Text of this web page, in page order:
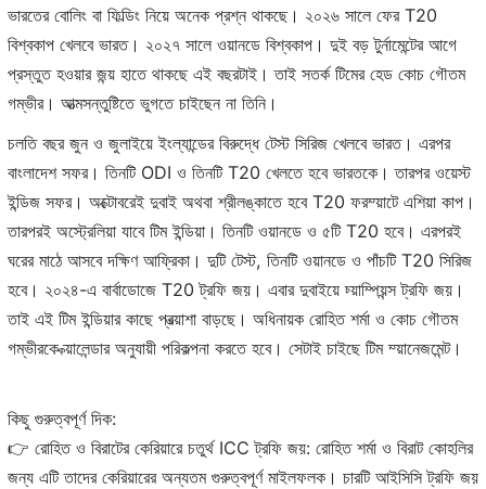
ভারতের বোলিং বা ফিল্ডিং নিয়ে অনেক প্রশ্ন থাকছে। ২০২৬ সালে ফের T20
বিশ্বকাপ খেলবে ভারত। ২০২৭ সালে ওয়ানডে বিশ্বকাপ। দুই বড় টুর্নামেন্টের আগে
প্রস্তুত হওয়ার জন্য় হাতে থাকছে এই বছরটাই। তাই সতর্ক টিমের হেড কোচ গৌতম
গম্ভীর। আত্মসন্তুষ্টিতে ভুগতে চাইছেন না তিনি।
চলতি বছর জুন ও জুলাইয়ে ইংল্যান্ডের বিরুদ্ধে টেস্ট সিরিজ খেলবে ভারত। এরপর
বাংলাদেশ সফর। তিনটি ODI ও তিনটি T20 খেলতে হবে ভারতকে। তারপর ওয়েস্ট
ইন্ডিজ সফর। অক্টোবরেই দুবাই অথবা শ্রীলঙ্কাতে হবে T20 ফরম্য়াটে এশিয়া কাপ।
তারপরই অস্ট্রেলিয়া যাবে টিম ইন্ডিয়া। তিনটি ওয়ানডে ও ৫টি T20 হবে। এরপরই
ঘরের মাঠে আসবে দক্ষিণ আফ্রিকা। দুটি টেস্ট, তিনটি ওয়ানডে ও পাঁচটি T20 সিরিজ
হবে। ২০২৪-এ বার্বাডোজে T20 ট্রফি জয়। এবার দুবাইয়ে চ্য়াম্পিয়ন্স ট্রফি জয়।
তাই এই টিম ইন্ডিয়ার কাছে প্রত্য়াশা বাড়ছে। অধিনায়ক রোহিত শর্মা ও কোচ গৌতম
গম্ভীরকে ক্য়ালেন্ডার অনুযায়ী পরিকল্পনা করতে হবে। সেটাই চাইছে টিম ম্য়ানেজমেন্ট।
কিছু গুরুত্বপূর্ণ দিক:
👉 রোহিত ও বিরাটের কেরিয়ারে চতুর্থ ICC ট্রফি জয়: রোহিত শর্মা ও বিরাট কোহলির
জন্য এটি তাদের কেরিয়ারের অন্যতম গুরুত্বপূর্ণ মাইলফলক। চারটি আইসিসি ট্রফি জয়